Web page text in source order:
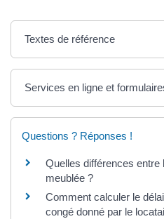
Textes de référence
Services en ligne et
Questions ? Réponses !
Quelles différences entre
meublée ?
Comment calculer le
congé donné par le